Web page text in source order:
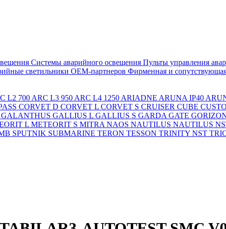
Системы аварийного освещения Пульты управления
светильники ОЕМ-партнеров Фирменная и
L2 700 ARC L3 950 ARC L4 1250 ARIADNE ARUNA IP40
CORVET D CORVET L CORVET S CRUISER CUBE
GALANTHUS GALLIUS L GALLIUS S GARDA GATE
L METEORIT S MITRA NAOS NAUTILUS NAUTILUS
SPUTNIK SUBMARINE TERON TESSON TRINITY NST